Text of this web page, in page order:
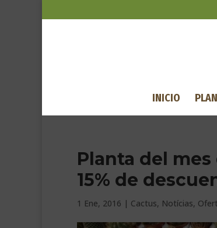
INICIO
Planta del mes
15% de
1 Ene, 2016 | Cactus, Notícias,